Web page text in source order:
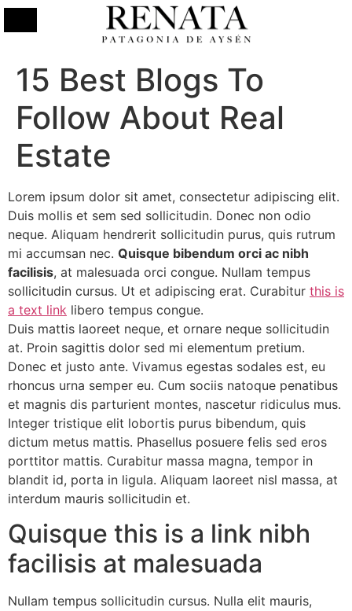
15 Best Blogs To
Follow About Real
Estate
Lorem ipsum dolor sit amet, consectetur adipiscing elit.
Duis mollis et sem sed sollicitudin. Donec non odio
neque. Aliquam hendrerit sollicitudin purus, quis rutrum
mi accumsan nec. Quisque bibendum orci ac nibh
facilisis, at malesuada orci congue. Nullam tempus
sollicitudin cursus. Ut et adipiscing erat. Curabitur this is
a text link libero tempus congue.
Duis mattis laoreet neque, et ornare neque sollicitudin
at. Proin sagittis dolor sed mi elementum pretium.
Donec et justo ante. Vivamus egestas sodales est, eu
rhoncus urna semper eu. Cum sociis natoque penatibus
et magnis dis parturient montes, nascetur ridiculus mus.
Integer tristique elit lobortis purus bibendum, quis
dictum metus mattis. Phasellus posuere felis sed eros
porttitor mattis. Curabitur massa magna, tempor in
blandit id, porta in ligula. Aliquam laoreet nisl massa, at
interdum mauris sollicitudin et.
Quisque this is a link nibh
facilisis at malesuada
Nullam tempus sollicitudin cursus. Nulla elit mauris,